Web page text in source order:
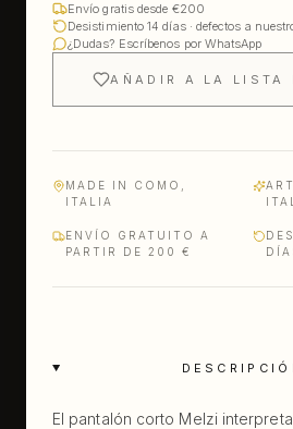
Envío gratis desde €200
Desistimiento 14 días · defectos a
¿Dudas? Escríbenos por WhatsApp
AÑADIR A LA LISTA
MADE IN COMO,
ITALIA
ENVÍO GRATUITO A
PARTIR DE 200 €
El pantalón corto Melzi